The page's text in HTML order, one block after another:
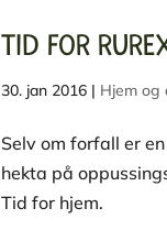
TID FOR
30. jan 2016| Hjem og
Selv om forfall er
hekta på
Tid for hjem.